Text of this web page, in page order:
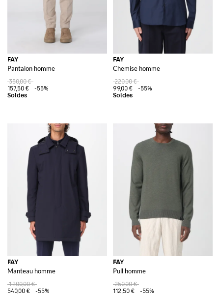
FAY
Pantalon homme
350,00 €
157,50 €
-55%
FAY
Chemise homme
220,00 €
99,00 €
-55%
FAY
Manteau homme
1 200,00 €
540,00 €
-55%
FAY
Pull homme
250,00 €
112,50 €
-55%